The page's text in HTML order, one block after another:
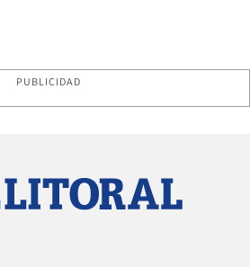
PUBLICIDAD